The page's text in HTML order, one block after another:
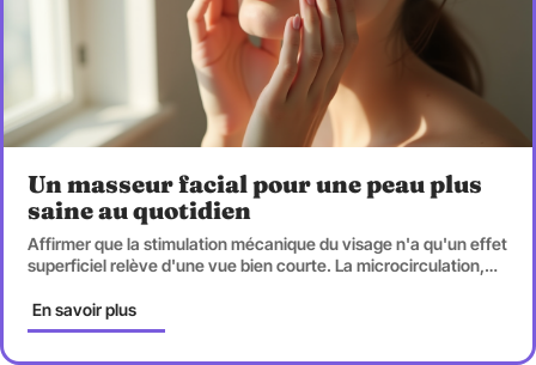
Un masseur facial pour une peau plus
saine au quotidien
Affirmer que la stimulation mécanique du visage n'a qu'un effet
superficiel relève d'une vue bien courte. La microcirculation,…
En savoir plus